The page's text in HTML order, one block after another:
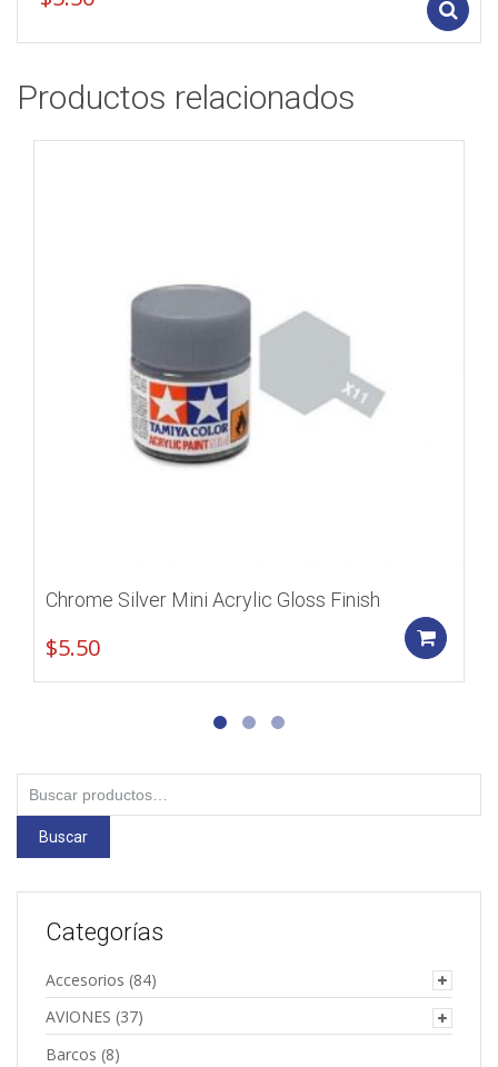
Productos relacionados
Chrome Silver Mini Acrylic Gloss Finish
$5.50
Buscar
por:
Buscar
Categorías
Accesorios (84)
AVIONES (37)
Barcos (8)